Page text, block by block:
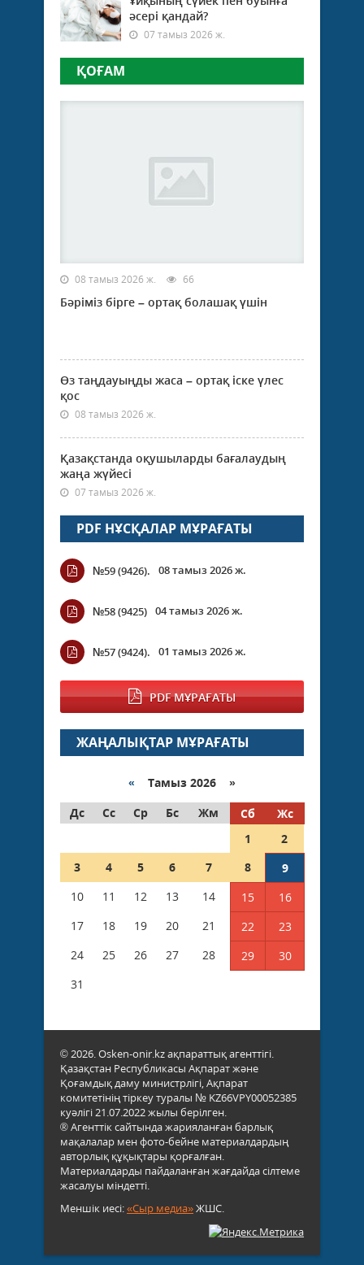
әсері қандай?
07 тамыз 2026 ж.
ҚОҒАМ
08 тамыз 2026 ж. 66
Бәріміз бірге – ортақ болашақ үшін
Өз таңдауыңды жаса – ортақ іске үлес
қос
08 тамыз 2026 ж.
Қазақстанда оқушыларды бағалаудың
жаңа жүйесі
07 тамыз 2026 ж.
PDF НҰСҚАЛАР МҰРАҒАТЫ
№59 (9426). 08 тамыз 2026 ж.
№58 (9425) 04 тамыз 2026 ж.
№57 (9424). 01 тамыз 2026 ж.
PDF МҰРАҒАТЫ
ЖАҢАЛЫҚТАР МҰРАҒАТЫ
« Тамыз 2026 »
Дс
Сс Ср Бс Жм Сб
Жс
1
2
3
4 5 6 7 8
9
10
11 12 13 14 15
16
17
18 19 20 21 22
23
24
25 26 27 28 29
30
31
© 2026. Osken-onir.kz ақпараттық агенттігі.
Қазақстан Республикасы Ақпарат және
Қоғамдық даму министрлігі, Ақпарат
комитетінің тіркеу туралы № KZ66VPY00052385
куәлігі 21.07.2022 жылы берілген.
® Агенттік сайтында жарияланған барлық
мақалалар мен фото-бейне материалдардың
авторлық құқықтары қорғалған.
Материалдарды пайдаланған жағдайда сілтеме
жасалуы міндетті.
Меншік иесі:«Сыр медиа»ЖШС.